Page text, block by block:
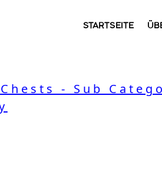
STARTSEITE
- Sub